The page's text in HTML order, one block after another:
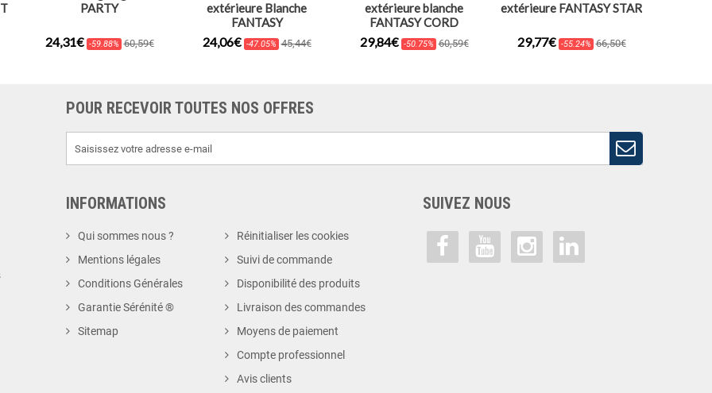
PARTY
24,31€ -59.88% 60,59€
extérieure Blanche
FANTASY
24,06€ -47.05% 45,44€
extérieure blanche
FANTASY CORD
29,84€ -50.75% 60,59€
extérieure FANTASY STAR
29,77€ -55.24% 66,50€
POUR RECEVOIR TOUTES NOS OFFRES
INFORMATIONS
Qui sommes nous ?
Mentions légales
Conditions Générales
Garantie Sérénité ®
Sitemap
Réinitialiser les cookies
Suivi de commande
Disponibilité des produits
Livraison des commandes
Moyens de paiement
Compte professionnel
Avis clients
SUIVEZ NOUS